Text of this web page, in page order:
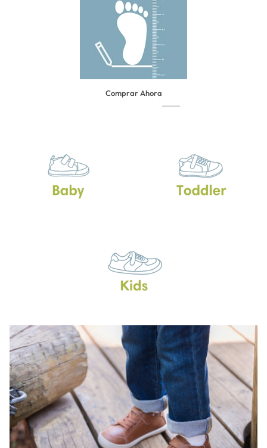
Comprar Ahora